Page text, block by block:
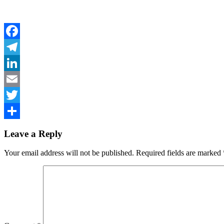
Facebook
Telegram
LinkedIn
Email
Twitter
Leave a Reply
Your email address will not be published. Required fields are marked